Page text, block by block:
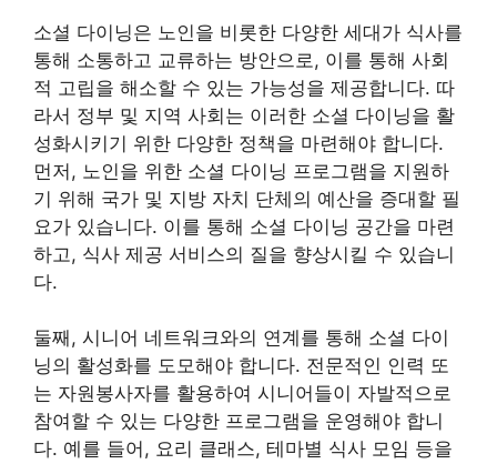
소셜 다이닝은 노인을 비롯한 다양한 세대가 식사를
통해 소통하고 교류하는 방안으로, 이를 통해 사회
적 고립을 해소할 수 있는 가능성을 제공합니다. 따
라서 정부 및 지역 사회는 이러한 소셜 다이닝을 활
성화시키기 위한 다양한 정책을 마련해야 합니다.
먼저, 노인을 위한 소셜 다이닝 프로그램을 지원하
기 위해 국가 및 지방 자치 단체의 예산을 증대할 필
요가 있습니다. 이를 통해 소셜 다이닝 공간을 마련
하고, 식사 제공 서비스의 질을 향상시킬 수 있습니
다.
둘째, 시니어 네트워크와의 연계를 통해 소셜 다이
닝의 활성화를 도모해야 합니다. 전문적인 인력 또
는 자원봉사자를 활용하여 시니어들이 자발적으로
참여할 수 있는 다양한 프로그램을 운영해야 합니
다. 예를 들어, 요리 클래스, 테마별 식사 모임 등을